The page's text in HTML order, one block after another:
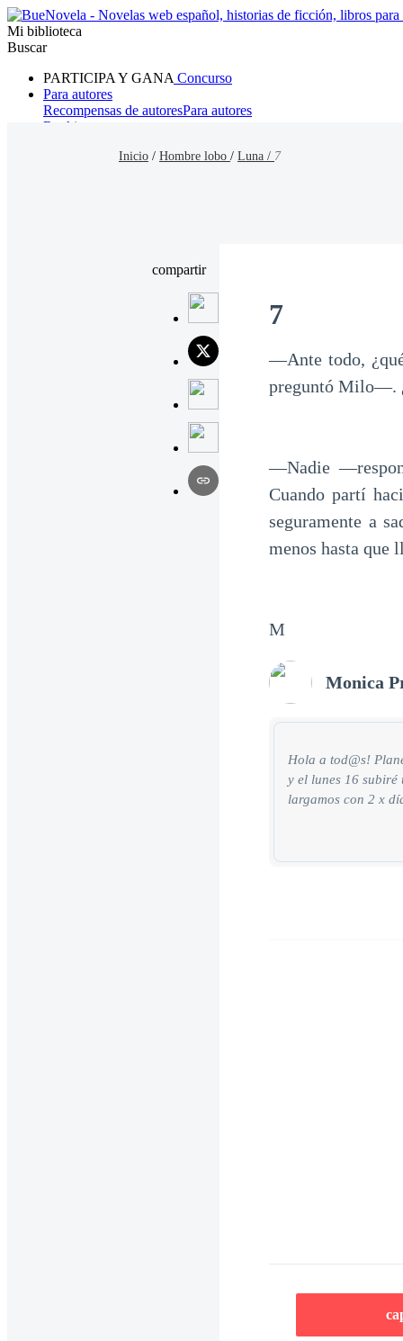
Mi biblioteca
Buscar
PARTICIPA Y GANA Concurso
Para autores
Recompensas de autoresPara autores
Ranking
Inicio / Hombre lobo / Luna / 7
compartir
7
—Ante todo,
preguntó Milo—.
—Nadie
Cuando partí
seguramente a
menos hasta que
M
Monica
Hola a tod@s!
y el lunes 16
largamos con 2 x